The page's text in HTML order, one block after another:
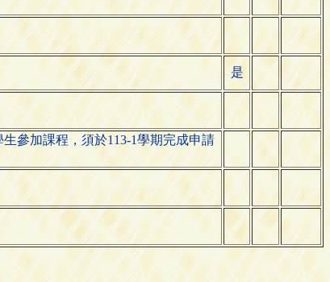
是
參加課程，須於113-1學期完成申請